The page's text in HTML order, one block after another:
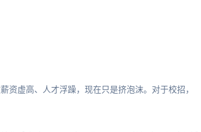
资虚高、人才浮躁，现在只是挤泡沫。对于校招，